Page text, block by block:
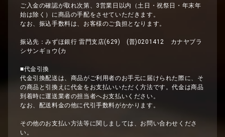
ご入金の確認が取れ次第、3営業日以内（土日・祝祭日・年末年
始は除く）に商品の手配をさせていただきます。
なお、振込手数料は、お客様のご負担となります。
振込先：みずほ銀行 雷門支店(629) (普)0201412 カナヤブラ
シサンギョウ(カ
■代金引換
代金引換配送は、商品がご利用者のお手元に届けられた際に、そ
の商品と引換えに代金をお支払いいただく方法です。代金は商品
到着時に運送業者の担当者へお支払いください。
なお、配送料金の他に代引手数料がかかります。
その他のお支払い方法等に関しましては、お問い合わせくださ
い。